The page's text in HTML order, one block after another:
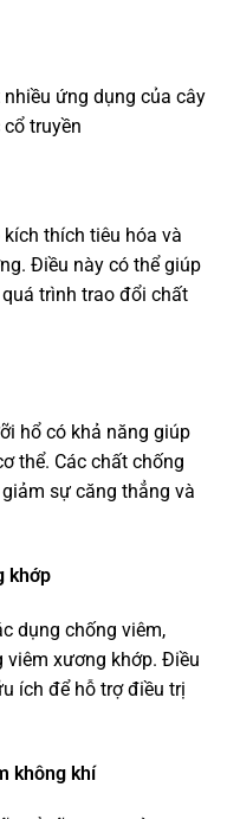
ứng dụng của cây
truyền
thích tiêu hóa và
Điều này có thể giúp
trình trao đổi chất
hổ có khả năng giúp
thể. Các chất chống
sự căng thẳng và
khớp
dụng chống viêm,
xương khớp. Điều
ích để hỗ trợ điều trị
không khí